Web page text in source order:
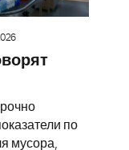
по
мусора,